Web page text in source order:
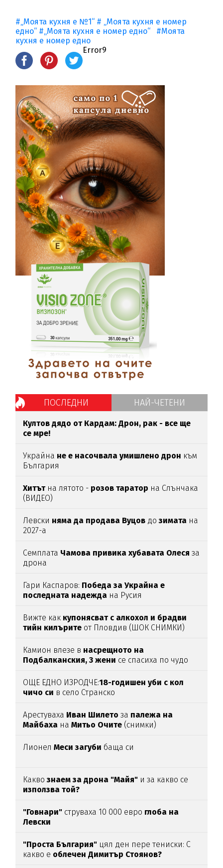
#„Моята кухня е №1“ # „Моята кухня е номер
едно“ #„Моята кухня е номер едно“
#Моята
кухня е номер едно
Error9
ПОСЛЕДНИ НАЙ-ЧЕТЕНИ
Култов дядо от Кардам: Дрон, рак - все ще
се мре!
Украйна не е насочвала умишлено дрон към
България
Хитътна лятото - розов таратор на Слънчака
(ВИДЕО)
Левски няма да продава Вуцов дозимата на
2027-а
Семплата Чамова привика хубавата Олеся за
дрона
Гари Каспаров: Победа за Украйна е
последната надежда на Русия
Вижте как купонясват с алкохол и брадви
тийн килърите от Пловдив (ШОК СНИМКИ)
Камион влезе в насрещното на
Подбалканския, 3 жени се спасиха по чудо
ОЩЕ ЕДНО ИЗРОДЧЕ:18-годишен уби с кол
чичо си в село Странско
Арестуваха Иван Шилетоза палежа на
Майбаха наМитьо Очите (снимки)
Лионел Меси загуби баща си
Каквознаем за дрона "Майя" и за какво се
използва той?
"Говнари" струваха 10 000 евро глоба на
Левски
"Проста България" цял ден пере тениски: С
какво е облечен Димитър Стоянов?